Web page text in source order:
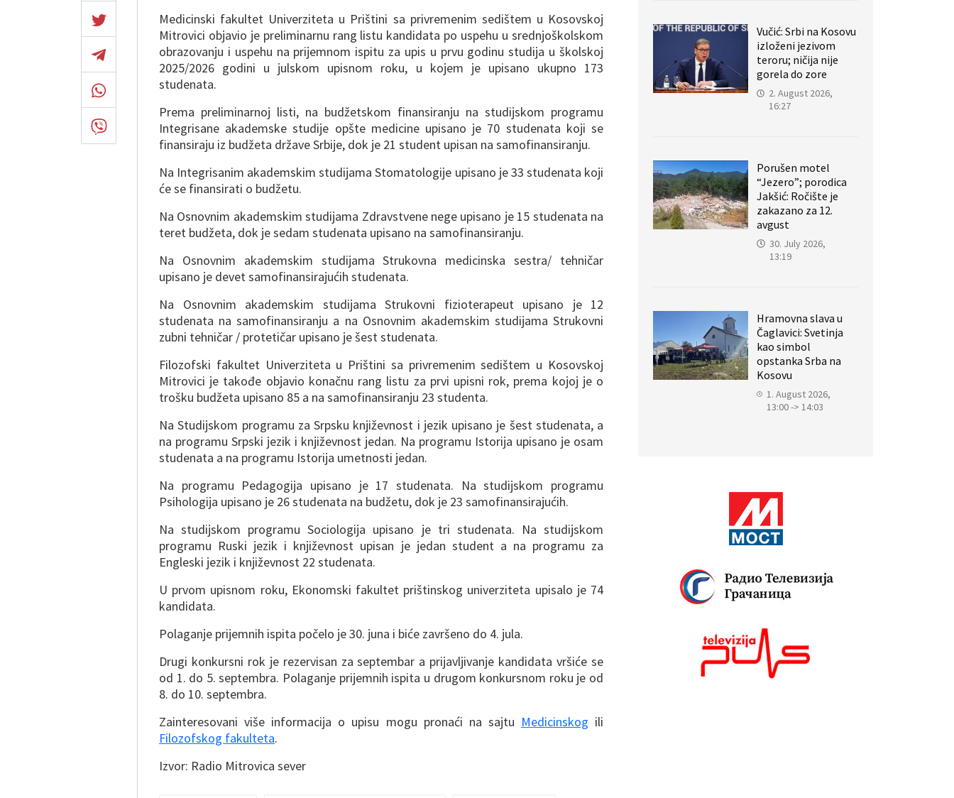
Medicinski fakultet Univerziteta u Prištini sa privremenim sedištem u Kosovskoj
Mitrovici objavio je preliminarnu rang listu kandidata po uspehu u srednjoškolskom
obrazovanju i uspehu na prijemnom ispitu za upis u prvu godinu studija u školskoj
2025/2026 godini u julskom upisnom roku, u kojem je upisano ukupno 173
studenata.
Prema preliminarnoj listi, na budžetskom finansiranju na studijskom programu
Integrisane akademske studije opšte medicine upisano je 70 studenata koji se
finansiraju iz budžeta države Srbije, dok je 21 student upisan na samofinansiranju.
Na Integrisanim akademskim studijama Stomatologije upisano je 33 studenata koji
će se finansirati o budžetu.
Na Osnovnim akademskim studijama Zdravstvene nege upisano je 15 studenata na
teret budžeta, dok je sedam studenata upisano na samofinansiranju.
Na Osnovnim akademskim studijama Strukovna medicinska sestra/ tehničar
upisano je devet samofinansirajućih studenata.
Na Osnovnim akademskim studijama Strukovni fizioterapeut upisano je 12
studenata na samofinansiranju a na Osnovnim akademskim studijama Strukovni
zubni tehničar / protetičar upisano je šest studenata.
Filozofski fakultet Univerziteta u Prištini sa privremenim sedištem u Kosovskoj
Mitrovici je takođe objavio konačnu rang listu za prvi upisni rok, prema kojoj je o
trošku budžeta upisano 85 a na samofinansiranju 23 studenta.
Na Studijskom programu za Srpsku književnost i jezik upisano je šest studenata, a
na programu Srpski jezik i književnost jedan. Na programu Istorija upisano je osam
studenata a na programu Istorija umetnosti jedan.
Na programu Pedagogija upisano je 17 studenata. Na studijskom programu
Psihologija upisano je 26 studenata na budžetu, dok je 23 samofinansirajućih.
Na studijskom programu Sociologija upisano je tri studenata. Na studijskom
programu Ruski jezik i književnost upisan je jedan student a na programu za
Engleski jezik i književnost 22 studenata.
U prvom upisnom roku, Ekonomski fakultet prištinskog univerziteta upisalo je 74
kandidata.
Polaganje prijemnih ispita počelo je 30. juna i biće završeno do 4. jula.
Drugi konkursni rok je rezervisan za septembar a prijavljivanje kandidata vršiće se
od 1. do 5. septembra. Polaganje prijemnih ispita u drugom konkursnom roku je od
8. do 10. septembra.
Zainteresovani više informacija o upisu mogu pronaći na sajtu Medicinskog ili
Filozofskog fakulteta.
Izvor: Radio Mitrovica sever
Vučić: Srbi na Kosovu
izloženi jezivom
teroru; ničija nije
gorela do zore
2. August 2026,
16:27
Porušen motel
“Jezero”; porodica
Jakšić: Ročište je
zakazano za 12.
avgust
30. July 2026,
13:19
Hramovna slava u
Čaglavici: Svetinja
kao simbol
opstanka Srba na
Kosovu
1. August 2026,
13:00 -> 14:03